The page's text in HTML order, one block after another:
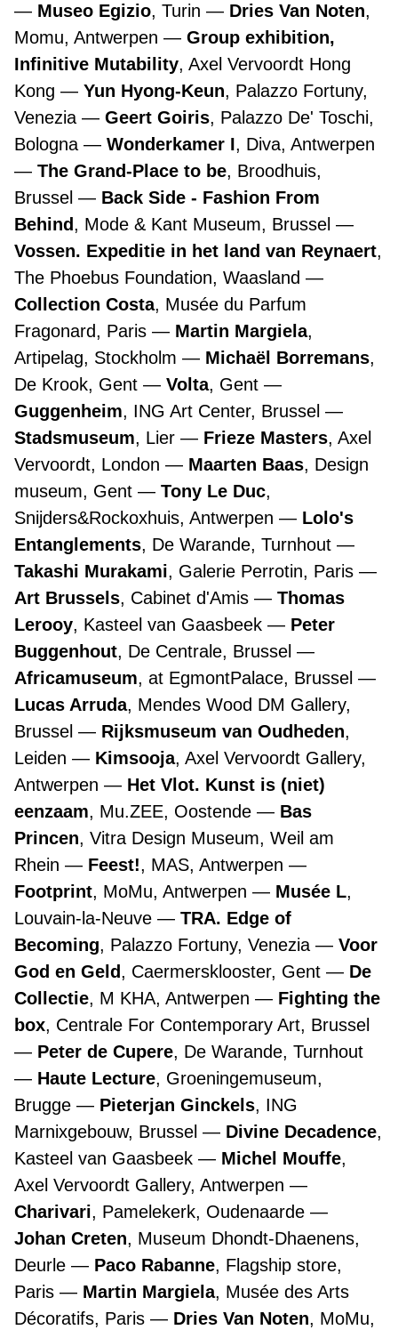
Museo Egizio, Turin Dries Van Noten,
Momu, Antwerpen
Group exhibition,
Infinitive Mutability, Axel Vervoordt Hong
Kong
Yun Hyong-Keun, Palazzo Fortuny,
Venezia
Geert Goiris, Palazzo De' Toschi,
Bologna
Wonderkamer I, Diva, Antwerpen
The Grand-Place to be, Broodhuis,
Brussel
Back Side - Fashion From
Behind, Mode & Kant Museum, Brussel
Vossen. Expeditie in het land van Reynaert,
The Phoebus Foundation, Waasland
Collection Costa, Musée du Parfum
Fragonard, Paris
Martin Margiela,
Artipelag, Stockholm
Michaël Borremans,
De Krook, Gent
Volta, Gent
Guggenheim, ING Art Center, Brussel
Stadsmuseum, Lier Frieze Masters, Axel
Vervoordt, London
Maarten Baas, Design
museum, Gent
Tony Le Duc,
Snijders&Rockoxhuis, Antwerpen
Lolo's
Entanglements, De Warande, Turnhout
Takashi Murakami, Galerie Perrotin, Paris
Art Brussels, Cabinet d'Amis
Thomas
Lerooy, Kasteel van Gaasbeek
Peter
Buggenhout, De Centrale, Brussel
Africamuseum, at EgmontPalace, Brussel
Lucas Arruda, Mendes Wood DM Gallery,
Brussel
Rijksmuseum van Oudheden,
Leiden
Kimsooja, Axel Vervoordt Gallery,
Antwerpen
Het Vlot. Kunst is (niet)
eenzaam, Mu.ZEE, Oostende
Bas
Princen, Vitra Design Museum, Weil am
Rhein
Feest!, MAS, Antwerpen
Footprint, MoMu, Antwerpen Musée L,
Louvain-la-Neuve
TRA. Edge of
Becoming, Palazzo Fortuny, Venezia
Voor
God en Geld, Caermersklooster, Gent
De
Collectie, M KHA, Antwerpen
Fighting the
box, Centrale For Contemporary Art, Brussel
Peter de Cupere, De Warande, Turnhout
Haute Lecture, Groeningemuseum,
Brugge
Pieterjan Ginckels, ING
Marnixgebouw, Brussel
Divine Decadence,
Kasteel van Gaasbeek
Michel Mouffe,
Axel Vervoordt Gallery, Antwerpen
Charivari, Pamelekerk, Oudenaarde
Johan Creten, Museum Dhondt-Dhaenens,
Deurle
Paco Rabanne, Flagship store,
Paris
Martin Margiela, Musée des Arts
Décoratifs, Paris
Dries Van Noten, MoMu,